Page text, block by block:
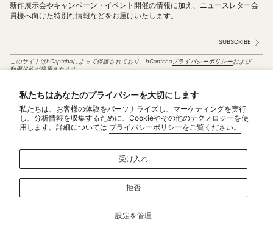
私たちはあなたのプライバシーを大切にします
私たちは、お客様の体験をパーソナライズし、マーケティングを実行
し、分析情報を収集するために、Cookieやその他のテクノロジーを使
用します。詳細については プライバシーポリシーをご覧ください。
設定を管理
受け入れ
拒否
新作展示会やキャンペーン・イベント開催の情報に加え、ニュースレター会
員様へ向けた特別な情報などをお届けいたします。
SUBSCRIBE
このサイトはhCaptchaによって保護されており、hCaptchaプライバシーポリシーおよび
利用規約が適用されます。
Service
MAINTENANCE＆REPAIRS
CONTACT US
Policy